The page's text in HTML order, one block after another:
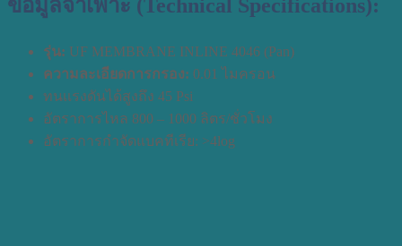
ข้อมูลจำเพาะ (Technical Specifications):
รุ่น: UF MEMBRANE INLINE 4046 (Pan)
ความละเอียดการกรอง: 0.01 ไมครอน
ทนเเรงดันได้สูงถึง 45 Psi
อัตราการไหล 800 – 1000 ลิตร/ชั่วโมง
อัตราการกำจัดแบคทีเรีย: >4log